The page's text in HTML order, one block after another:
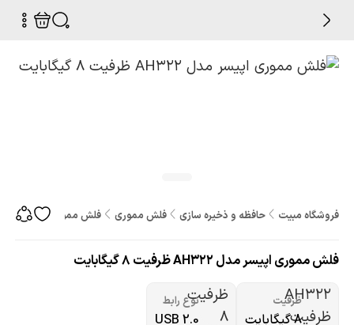
فروشگاه مبیت حافظه و ذخیره سازی فلش مموری فلش مموری اپیسر مدل AH322 ظرفیت 8 گیگابایت
فلش مموری اپیسر مدل AH322 ظرفیت 8 گیگابایت
ظرفیت
8 گیگابایت
نوع رابط
USB 2.0